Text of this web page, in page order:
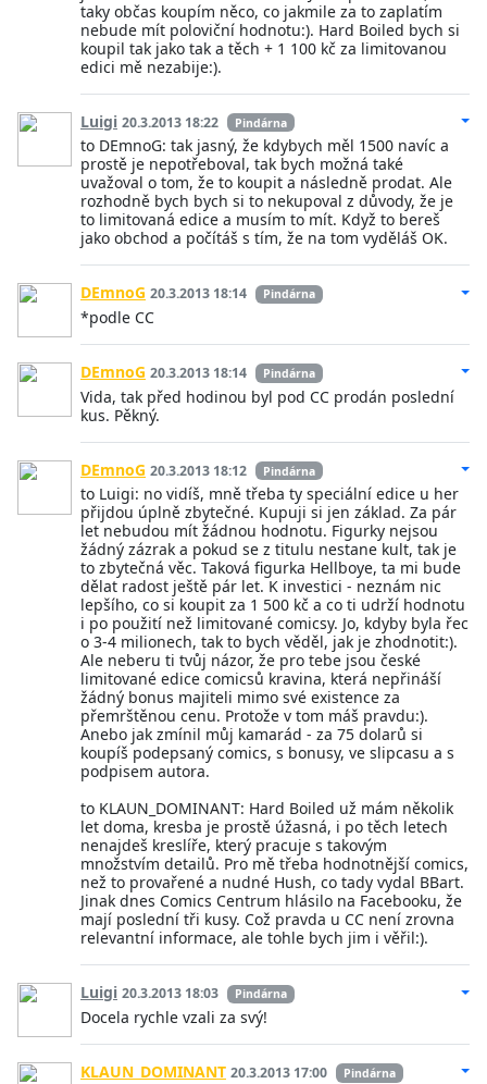
taky občas koupím něco, co jakmile za to zaplatím
nebude mít poloviční hodnotu:). Hard Boiled bych si
koupil tak jako tak a těch + 1 100 kč za limitovanou
edici mě nezabije:).
Luigi 20.3.2013 18:22 Pindárna
to DEmnoG: tak jasný, že kdybych měl 1500 navíc a
prostě je nepotřeboval, tak bych možná také
uvažoval o tom, že to koupit a následně prodat. Ale
rozhodně bych bych si to nekupoval z důvody, že je
to limitovaná edice a musím to mít. Když to bereš
jako obchod a počítáš s tím, že na tom vyděláš OK.
DEmnoG 20.3.2013 18:14 Pindárna
*podle CC
DEmnoG 20.3.2013 18:14 Pindárna
Vida, tak před hodinou byl pod CC prodán poslední
kus. Pěkný.
DEmnoG 20.3.2013 18:12 Pindárna
to Luigi: no vidíš, mně třeba ty speciální edice u her
přijdou úplně zbytečné. Kupuji si jen základ. Za pár
let nebudou mít žádnou hodnotu. Figurky nejsou
žádný zázrak a pokud se z titulu nestane kult, tak je
to zbytečná věc. Taková figurka Hellboye, ta mi bude
dělat radost ještě pár let. K investici - neznám nic
lepšího, co si koupit za 1 500 kč a co ti udrží hodnotu
i po použití než limitované comicsy. Jo, kdyby byla řec
o 3-4 milionech, tak to bych věděl, jak je zhodnotit:).
Ale neberu ti tvůj názor, že pro tebe jsou české
limitované edice comicsů kravina, která nepřináší
žádný bonus majiteli mimo své existence za
přemrštěnou cenu. Protože v tom máš pravdu:).
Anebo jak zmínil můj kamarád - za 75 dolarů si
koupíš podepsaný comics, s bonusy, ve slipcasu a s
podpisem autora.
to KLAUN_DOMINANT: Hard Boiled už mám několik
let doma, kresba je prostě úžasná, i po těch letech
nenajdeš kreslíře, který pracuje s takovým
množstvím detailů. Pro mě třeba hodnotnější comics,
než to provařené a nudné Hush, co tady vydal BBart.
Jinak dnes Comics Centrum hlásilo na Facebooku, že
mají poslední tři kusy. Což pravda u CC není zrovna
relevantní informace, ale tohle bych jim i věřil:).
Luigi 20.3.2013 18:03 Pindárna
Docela rychle vzali za svý!
KLAUN_DOMINANT 20.3.2013 17:00 Pindárna